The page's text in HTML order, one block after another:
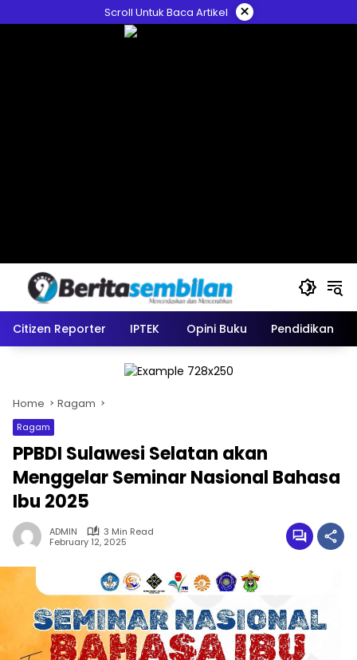
to
Scroll Untuk Baca Artikel ×
Citizen Reporter IPTEK Opini Buku Pendidikan
Home Ragam
Ragam
PPBDI Sulawesi Selatan akan
Menggelar Seminar Nasional Bahasa
Ibu 2025
ADMIN
3 Min Read
February 12, 2025